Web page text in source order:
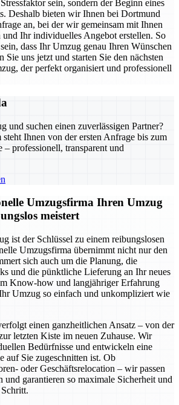
sein, sondern der Beginn eines
Deshalb bieten wir Ihnen bei Dortmund
an, bei der wir gemeinsam mit Ihnen
und Ihr individuelles Angebot erstellen. So
dass Ihr Umzug genau Ihren Wünschen
Sie uns jetzt und starten Sie den nächsten
der perfekt organisiert und professionell
und suchen einen zuverlässigen Partner?
steht Ihnen von der ersten Anfrage bis zum
– professionell, transparent und
Umzugsfirma Ihren Umzug
meistert
ist der Schlüssel zu einem reibungslosen
Umzugsfirma übernimmt nicht nur den
sich auch um die Planung, die
und die pünktliche Lieferung an Ihr neues
Know-how und langjähriger Erfahrung
Umzug so einfach und unkompliziert wie
einen ganzheitlichen Ansatz – von der
letzten Kiste im neuen Zuhause. Wir
Bedürfnisse und entwickeln eine
auf Sie zugeschnitten ist. Ob
oder Geschäftsrelocation – wir passen
und garantieren so maximale Sicherheit und